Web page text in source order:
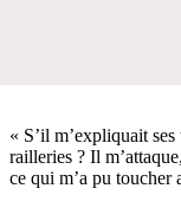
« S’il m’expliquait
railleries ? Il
ce qui m’a pu toucher